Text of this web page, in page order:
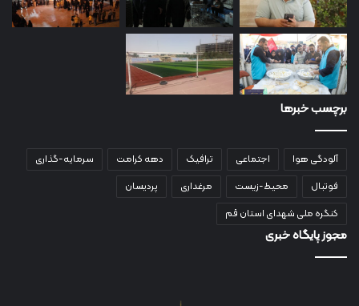
برچسب خبرها
آلودگی هوا اجتماعی ترافیک دهه کرامت
سرمایه-گذاری
فوتبال
محیط-زیست مرغداری
پردیسان
کنگره ملی شهدای استان قم
مجوز پایگاه خبری